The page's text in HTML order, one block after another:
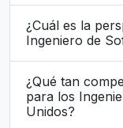
¿Cuál es la
Ingeniero de
¿Qué tan
para los
Unidos?